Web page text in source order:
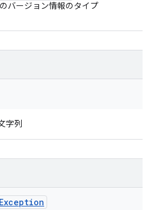
バージョン情報のタイプ
字列
Exception